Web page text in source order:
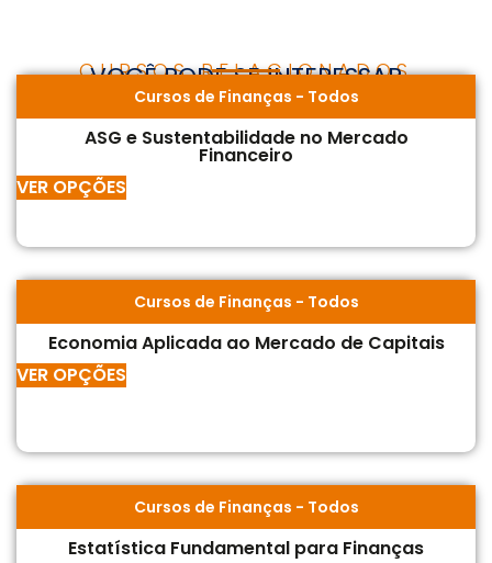
CURSOS RELACIONADOS
VOCÊ PODE SE INTERESSAR
Cursos de Finanças - Todos
ASG e Sustentabilidade no Mercado
Financeiro
VER OPÇÕES
Cursos de Finanças - Todos
Economia Aplicada ao Mercado de Capitais
VER OPÇÕES
Cursos de Finanças - Todos
Estatística Fundamental para Finanças